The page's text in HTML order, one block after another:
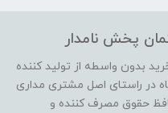
پخش نامدار
بدون واسطه از تولید کننده
در راستای اصل مشتری مداری
حقوق مصرف کننده و